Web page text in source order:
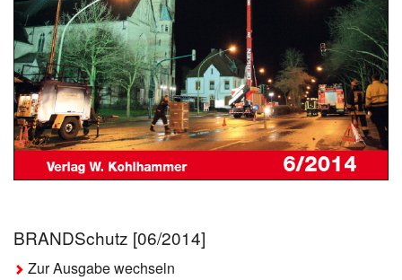
BRANDSchutz [06/2014]
Zur Ausgabe wechseln